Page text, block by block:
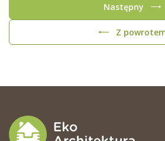
Z
Następny